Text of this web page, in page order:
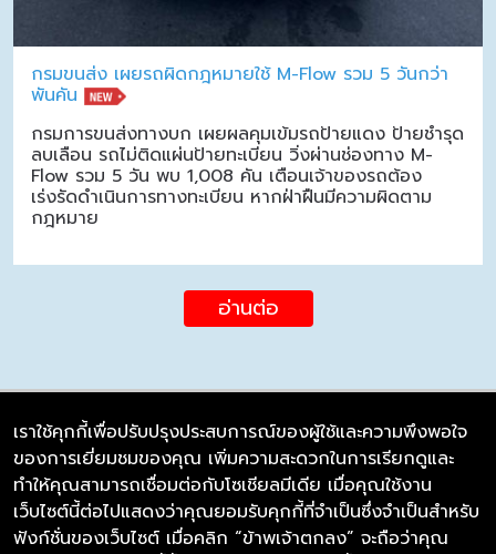
กรมขนส่ง เผยรถผิดกฎหมายใช้ M-Flow รวม 5 วันกว่า
พันคัน
กรมการขนส่งทางบก เผยผลคุมเข้มรถป้ายแดง ป้ายชำรุด
ลบเลือน รถไม่ติดแผ่นป้ายทะเบียน วิ่งผ่านช่องทาง M-
Flow รวม 5 วัน พบ 1,008 คัน เตือนเจ้าของรถต้อง
เร่งรัดดำเนินการทางทะเบียน หากฝ่าฝืนมีความผิดตาม
กฎหมาย
อ่านต่อ
บริษัท ซิมลิงค์ จำกัด
98/226 Bangrakyai-Baanmai Road,
Bangyai, Nonthaburi 11140
เราใช้คุกกี้เพื่อปรับปรุงประสบการณ์ของผู้ใช้และความพึงพอใจ
ของการเยี่ยมชมของคุณ เพิ่มความสะดวกในการเรียกดูและ
ทำให้คุณสามารถเชื่อมต่อกับโซเชียลมีเดีย เมื่อคุณใช้งาน
เว็บไซต์นี้ต่อไปแสดงว่าคุณยอมรับคุกกี้ที่จำเป็นซึ่งจำเป็นสำหรับ
ฟังก์ชั่นของเว็บไซต์ เมื่อคลิก “ข้าพเจ้าตกลง” จะถือว่าคุณ